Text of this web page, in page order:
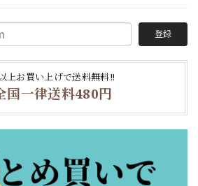
登録
上お買い上げで送料無料‼
国一律送料480円